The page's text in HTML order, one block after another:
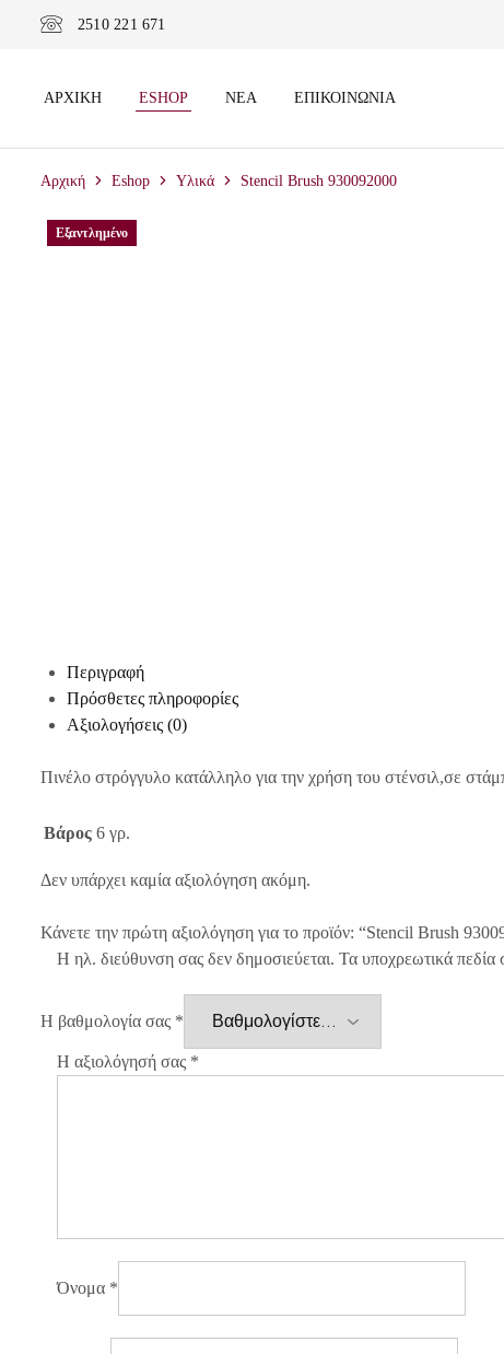
2510 221 671
ΑΡΧΙΚΉ ESHOP ΝΈΑ ΕΠΙΚΟΙΝΩΝΊΑ
Αρχική Eshop Υλικά Stencil Brush 930092000
Περιγραφή
Πρόσθετες πληροφορίες
Αξιολογήσεις (0)
Πινέλο στρόγγυλο κατάλληλο για την χρήση του στένσιλ,σε
Βάρος 6 γρ.
Δεν υπάρχει καμία αξιολόγηση ακόμη.
Κάνετε την πρώτη αξιολόγηση για το προϊόν: “Stencil Brush
Η ηλ. διεύθυνση σας δεν δημοσιεύεται. Τα υποχρεωτικά πεδία
Η βαθμολογία σας *
Η αξιολόγησή σας *
Όνομα *
Εξαντλημένο